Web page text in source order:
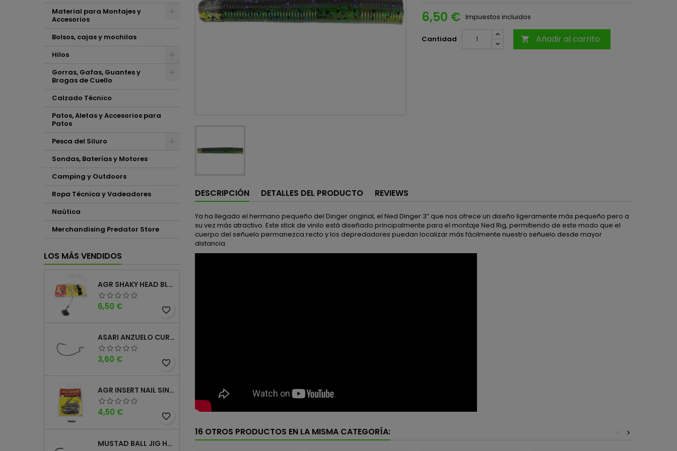
Material para Montajes y
Accesorios
Bolsos, cajas y mochilas
Hilos
Gorras, Gafas, Guantes y
Bragas de Cuello
Calzado Técnico
Patos, Aletas y Accesorios para
Patos
Pesca del Siluro
Sondas, Baterías y Motores
Camping y Outdoors
Ropa Técnica y Vadeadores
Naútica
Merchandising Predator Store
LOS MÁS VENDIDOS
AGR SHAKY HEAD BLACK 4PK
Precio
6,50 € favorite_border
ASARI ANZUELO CURVO CAROLINA WORM
Precio
3,60 € favorite_border
AGR INSERT NAIL SINKER
Precio
4,50 € favorite_border
MUSTAD BALL JIG HEAD KEEPER
6,50 € Impuestos incluidos
Cantidad  Añadir al carrito
DESCRIPCIÓN DETALLES DEL PRODUCTO REVIEWS
Ya ha llegado el hermano pequeño del Dinger original, el Ned Dinger 3” que nos ofrece un diseño ligeramente más pequeño pero a
su vez más atractivo. Este stick de vinilo está diseñado principalmente para el montaje Ned Rig, permitiendo de este modo que el
cuerpo del señuelo permanezca recto y los depredadores puedan localizar más fácilmente nuestro señuelo desde mayor
distancia.
16 OTROS PRODUCTOS EN LA MISMA CATEGORÍA: >
<